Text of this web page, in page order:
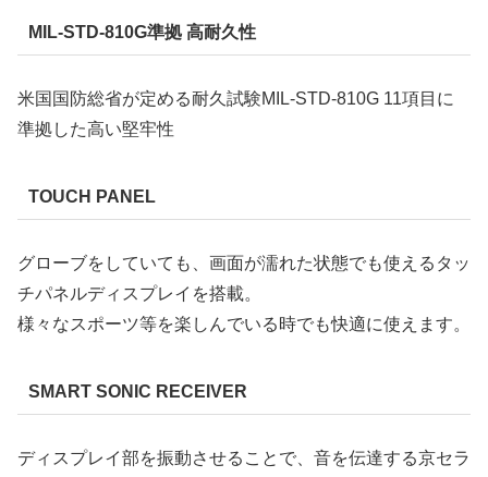
MIL-STD-810G準拠 高耐久性
米国国防総省が定める耐久試験MIL-STD-810G 11項目に
準拠した高い堅牢性
TOUCH PANEL
グローブをしていても、画面が濡れた状態でも使えるタッ
チパネルディスプレイを搭載。
様々なスポーツ等を楽しんでいる時でも快適に使えます。
SMART SONIC RECEIVER
ディスプレイ部を振動させることで、音を伝達する京セラ